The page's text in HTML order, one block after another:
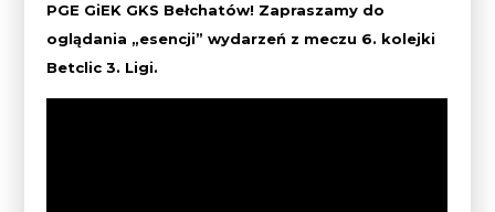
PGE GiEK GKS Bełchatów! Zapraszamy do
oglądania „esencji” wydarzeń z meczu 6. kolejki
Betclic 3. Ligi.